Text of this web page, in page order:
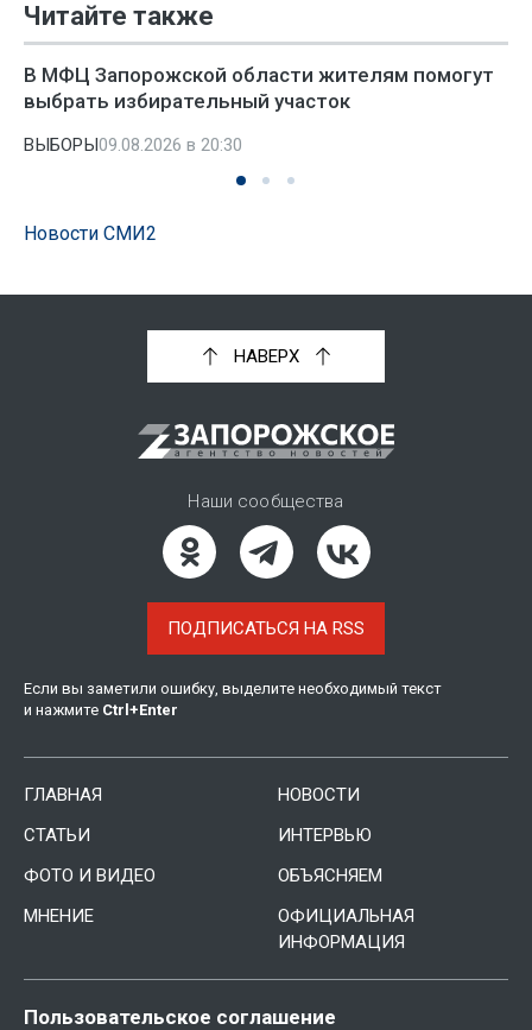
Читайте также
В МФЦ Запорожской области жителям помогут
выбрать избирательный участок
ВЫБОРЫ09.08.2026 в 20:30
Новости СМИ2
НАВЕРХ
Наши сообщества
ПОДПИСАТЬСЯ НА RSS
Если вы заметили ошибку, выделите необходимый текст
и нажмите Ctrl +Enter
ГЛАВНАЯ
НОВОСТИ
СТАТЬИ
ИНТЕРВЬЮ
ФОТО И ВИДЕО
ОБЪЯСНЯЕМ
МНЕНИЕ
ОФИЦИАЛЬНАЯ
ИНФОРМАЦИЯ
Пользовательское соглашение